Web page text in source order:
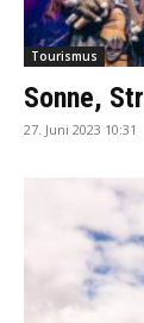
Tourismus
Sonne,
27. Juni 2023 10:31